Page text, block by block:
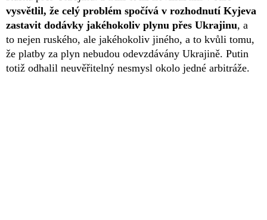
vysvětlil, že celý problém spočívá v rozhodnutí Kyjeva
zastavit dodávky jakéhokoliv plynu přes Ukrajinu, a
to nejen ruského, ale jakéhokoliv jiného, a to kvůli tomu,
že platby za plyn nebudou odevzdávány Ukrajině. Putin
totiž odhalil neuvěřitelný nesmysl okolo jedné arbitráže.